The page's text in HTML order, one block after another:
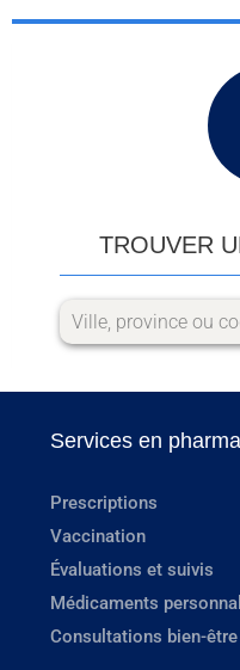
TROUVER
Services en
Prescriptions
Vaccination
Évaluations et suivis
Médicaments
Consultations bien-être